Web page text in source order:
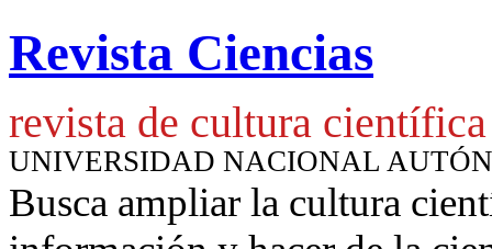
Revista Ciencias
revista de cultura científica
UNIVERSIDAD NACIONAL
Busca ampliar la cultura